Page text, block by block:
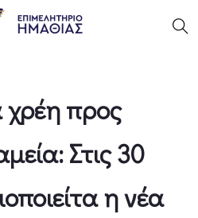
προς
Στις 30
η νέα